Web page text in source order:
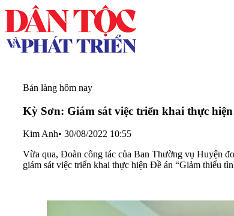
Bản làng hôm nay
Kỳ Sơn: Giám sát việc triển khai thực
Kim Anh• 30/08/2022 10:55
Vừa qua, Đoàn công tác của Ban Thường vụ Huyện
giám sát việc triển khai thực hiện Đề án “Giảm thiểu